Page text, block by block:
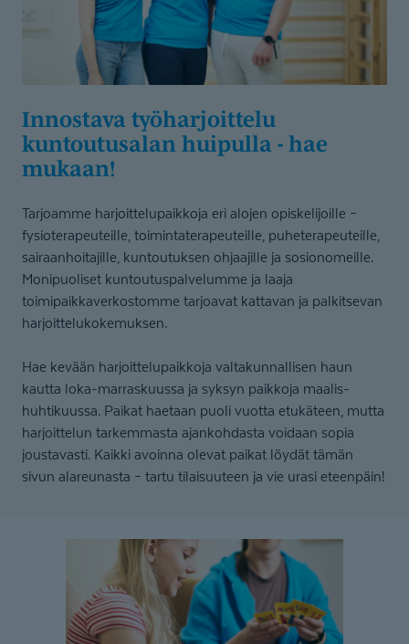
Innostava työharjoittelu
kuntoutusalan huipulla - hae
mukaan!
Tarjoamme harjoittelupaikkoja eri alojen opiskelijoille –
fysioterapeuteille, toimintaterapeuteille, puheterapeuteille,
sairaanhoitajille, kuntoutuksen ohjaajille ja sosionomeille.
Monipuoliset kuntoutuspalvelumme ja laaja
toimipaikkaverkostomme tarjoavat kattavan ja palkitsevan
harjoittelukokemuksen.
Hae kevään harjoittelupaikkoja valtakunnallisen haun
kautta loka-marraskuussa ja syksyn paikkoja maalis-
huhtikuussa. Paikat haetaan puoli vuotta etukäteen, mutta
harjoittelun tarkemmasta ajankohdasta voidaan sopia
joustavasti. Kaikki avoinna olevat paikat löydät tämän
sivun alareunasta – tartu tilaisuuteen ja vie urasi eteenpäin!